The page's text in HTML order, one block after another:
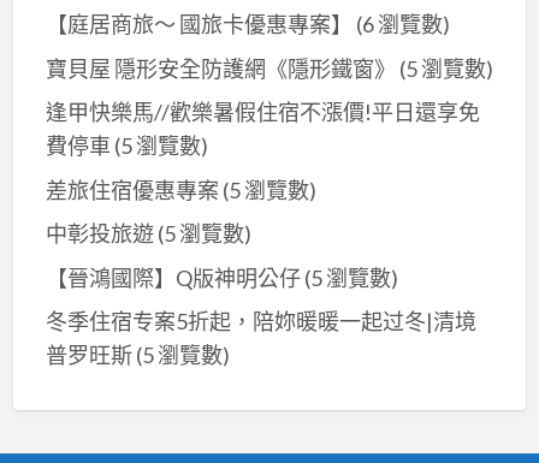
【庭居商旅～ 國旅卡優惠專案】
(6 瀏覽數)
寶貝屋 隱形安全防護網《隱形鐵窗》 (5 瀏覽數)
逢甲快樂馬//歡樂暑假住宿不漲價!平日還享免
費停車(5 瀏覽數)
差旅住宿優惠專案 (5 瀏覽數)
中彰投旅遊(5 瀏覽數)
【晉鴻國際】Q版神明公仔(5 瀏覽數)
冬季住宿专案5折起，陪妳暖暖一起过冬|清境
普罗旺斯(5 瀏覽數)